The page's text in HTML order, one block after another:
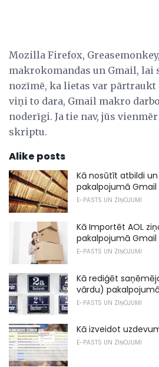
Mozilla Firefox,
makrokomandas un Gmail, lai
nozīmē, ka lietas var pārtraukt
viņi to dara, Gmail makro
noderīgi. Ja tie nav, jūs
skriptu.
Alike posts
Kā nosūtīt atbildi
pakalpojumā Gmail
E-PASTS UN ZIŅOJUMI
Kā Importēt AOL
pakalpojumā Gmail
E-PASTS UN ZIŅOJUMI
Kā rediģēt
vārdu)
E-PASTS UN ZIŅOJUMI
Kā izveidot
E-PASTS UN ZIŅOJUMI